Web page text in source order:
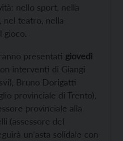
nello sport, nella
nel teatro, nella
gioco.
presentati giovedì
interventi di Giangi
Bruno Dorigatti
provinciale di Trento),
provinciale alla
(assessore del
un’asta solidale con